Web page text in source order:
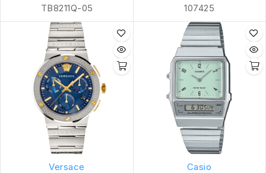
TB8211Q-05
107425
Versace
Casio